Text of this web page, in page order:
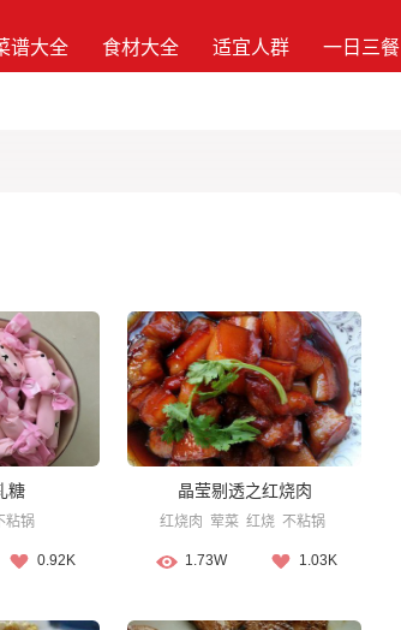
谱大全 食材大全 适宜人群 一日三餐
糖
粘锅
0.92K
晶莹剔透之红烧肉
红烧肉 荤菜 红烧 不粘锅
1.73W 1.03K